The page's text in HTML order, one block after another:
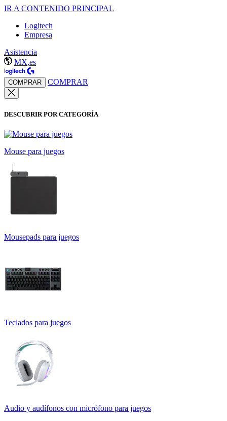
IR A CONTENIDO PRINCIPAL
Logitech
Empresa
Asistencia
MX,es
COMPRAR COMPRAR
DESCUBRIR POR CATEGORÍA
Mouse para juegos
Mousepads para juegos
Teclados para juegos
Audio y audífonos con micrófono para juegos